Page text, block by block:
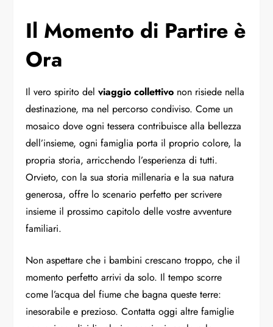
Il Momento di Partire è
Ora
Il vero spirito delviaggio collettivo non risiede nella
destinazione, ma nel percorso condiviso. Come un
mosaico dove ogni tessera contribuisce alla bellezza
dell’insieme, ogni famiglia porta il proprio colore, la
propria storia, arricchendo l’esperienza di tutti.
Orvieto, con la sua storia millenaria e la sua natura
generosa, offre lo scenario perfetto per scrivere
insieme il prossimo capitolo delle vostre avventure
familiari.
Non aspettare che i bambini crescano troppo, che il
momento perfetto arrivi da solo. Il tempo scorre
come l’acqua del fiume che bagna queste terre:
inesorabile e prezioso. Contatta oggi altre famiglie